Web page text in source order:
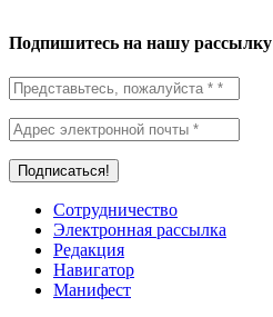
Подпишитесь на нашу рассылку
Сотрудничество
Электронная рассылка
Редакция
Навигатор
Манифест